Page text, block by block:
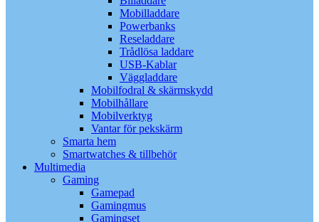
Mobilladdare
Powerbanks
Reseladdare
Trådlösa laddare
USB-Kablar
Väggladdare
Mobilfodral & skärmskydd
Mobilhållare
Mobilverktyg
Vantar för pekskärm
Smarta hem
Smartwatches & tillbehör
Multimedia
Gaming
Gamepad
Gamingmus
Gamingset